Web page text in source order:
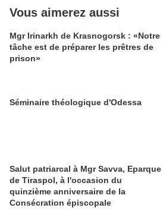
Vous aimerez aussi
Mgr Irinarkh de Krasnogorsk : «Notre
tâche est de préparer les prêtres de
prison»
Séminaire théologique d'Odessa
Salut patriarcal à Mgr Savva, Eparque
de Tiraspol, à l'occasion du
quinzième anniversaire de la
Consécration épiscopale